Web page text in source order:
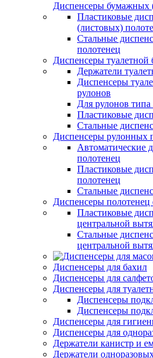
Диспенсеры бумажных
Пластиковые
(листовых)
Стальные
полотенец
Диспенсеры туалетной
Держатели
Диспенсеры
рулонов
Для рулонов типа
Пластиковые
Стальные
Диспенсеры рулонных
Автоматические
полотенец
Пластиковые
полотенец
Стальные
Диспенсеры
Пластиковые
центральной
Стальные
центральной
Диспенсеры для бахил
Диспенсеры для
Диспенсеры для
Диспенсеры
Диспенсеры
Диспенсеры для
Диспенсеры для
Держатели канистр и
Держатели